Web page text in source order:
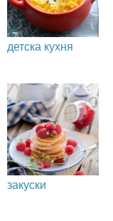
детска кухня
закуски